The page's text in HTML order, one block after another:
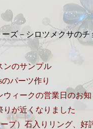
ズ－シロツメクサのチ
ンのサンプル
のパーツ作り
ウィークの営業日のお
りが近くなりました
プ）石入りリング、好